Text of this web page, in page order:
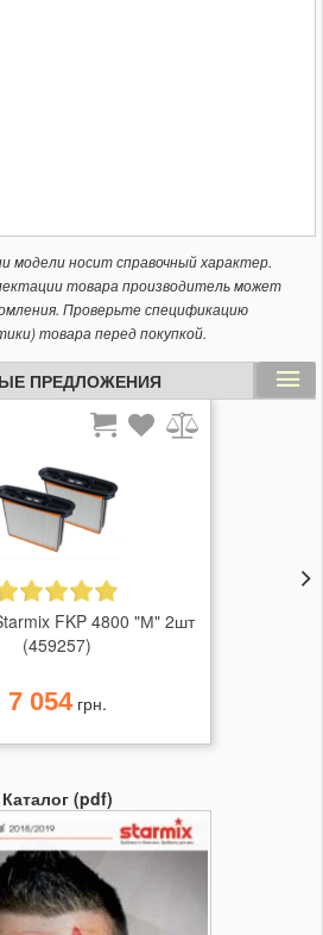
модели носит справочный характер.
товара производитель может
Проверьте спецификацию
товара перед покупкой.
ПРЕДЛОЖЕНИЯ
FKP 4800 "М" 2шт
(459257)
7 054грн.
Каталог (pdf)